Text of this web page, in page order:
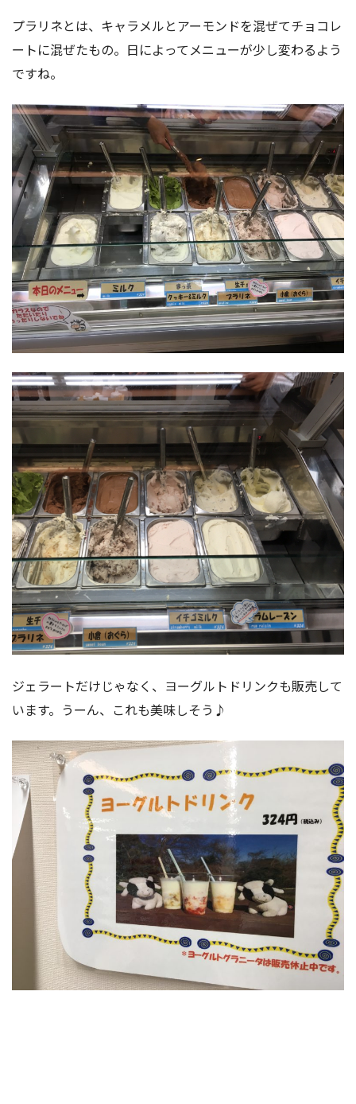
プラリネとは、キャラメルとアーモンドを混ぜてチョコレ
ートに混ぜたもの。日によってメニューが少し変わるよう
ですね。
ジェラートだけじゃなく、ヨーグルトドリンクも販売して
います。うーん、これも美味しそう♪